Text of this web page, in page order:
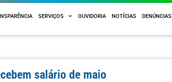
SERVIÇOS OUVIDORIA NOTÍCIAS DENÚNCIAS
salário de maio